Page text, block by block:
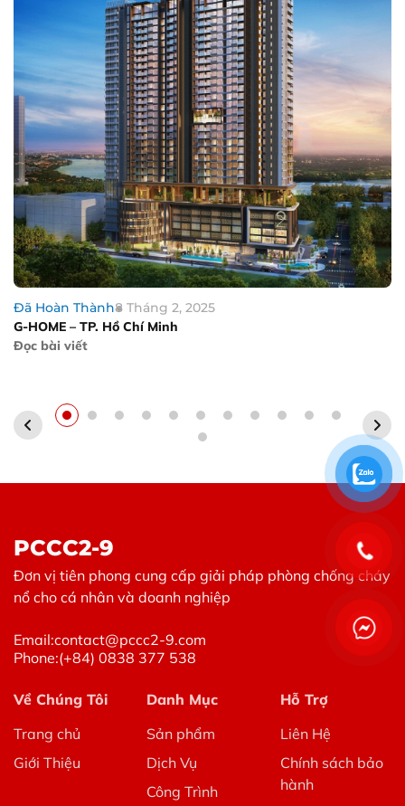
Đã Hoàn Thành8 Tháng 2, 2025
G-HOME – TP. Hồ Chí Minh
Đọc bài viết
PCCC2-9
Đơn vị tiên phong cung cấp giải pháp phòng chống cháy
nổ cho cá nhân và doanh nghiệp
Email:contact@pccc2-9.com
Phone:(+84) 0838 377 538
Về Chúng Tôi
Trang chủ
Giới Thiệu
Danh Mục
Sản phẩm
Dịch Vụ
Công Trình
Hỗ Trợ
Liên Hệ
Chính sách bảo
hành